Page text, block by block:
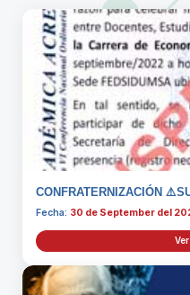
CONFRATERNIZACIÓN
Fecha: 30 de September del